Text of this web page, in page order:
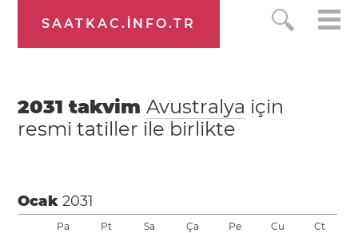
SAATKAC.INFO.TR
2031 takvimAvustralya için
resmi tatiller ile birlikte
Ocak2031
Pa Pt Sa Ça Pe Cu Ct